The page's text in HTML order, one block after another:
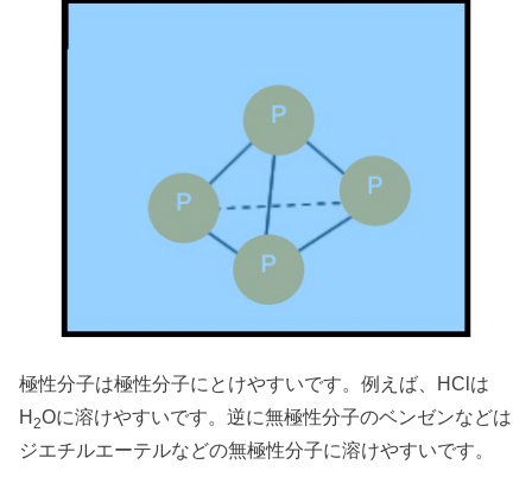
極性分子は極性分子にとけやすいです。例えば、HClは
H2Oに溶けやすいです。逆に無極性分子のベンゼンなどは
ジエチルエーテルなどの無極性分子に溶けやすいです。